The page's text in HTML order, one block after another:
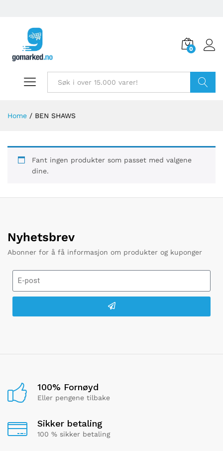
0
Home / BEN SHAWS
Fant ingen produkter som passet med valgene
dine.
Nyhetsbrev
Abonner for å få informasjon om produkter og kuponger
100% Fornøyd
Eller pengene tilbake
Sikker betaling
100 % sikker betaling